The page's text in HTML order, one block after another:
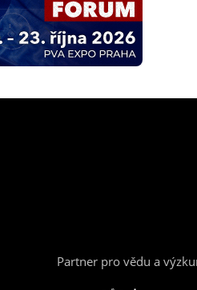
Partner pro vědu a